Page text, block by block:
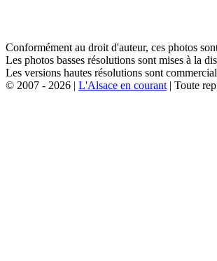
Conformément au droit d'auteur, ces photos
Les photos basses résolutions sont mises à la
Les versions hautes résolutions sont
© 2007 - 2026 | L'Alsace en courant | Toute